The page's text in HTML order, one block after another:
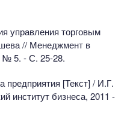
управления торговым
// Менеджмент в
№ 5. - С. 25-28.
предприятия [Текст] / И.Г.
институт бизнеса, 2011 -